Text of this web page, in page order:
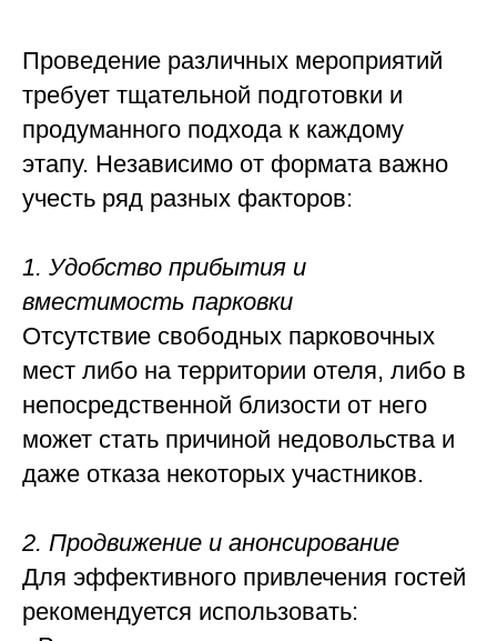
Проведение различных мероприятий
требует тщательной подготовки и
продуманного подхода к каждому
этапу. Независимо от формата важно
учесть ряд разных факторов:
1. Удобство прибытия и
вместимость парковки
Отсутствие свободных парковочных
мест либо на территории отеля, либо в
непосредственной близости от него
может стать причиной недовольства и
даже отказа некоторых участников.
2. Продвижение и анонсирование
Для эффективного привлечения гостей
рекомендуется использовать: